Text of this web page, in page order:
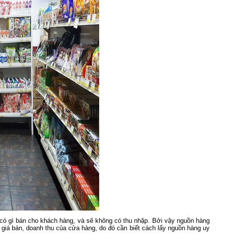
gì bán cho khách hàng, và sẽ không có thu nhập. Bởi vậy nguồn hàng
bán, doanh thu của cửa hàng, do đó cần biết cách lấy nguồn hàng uy